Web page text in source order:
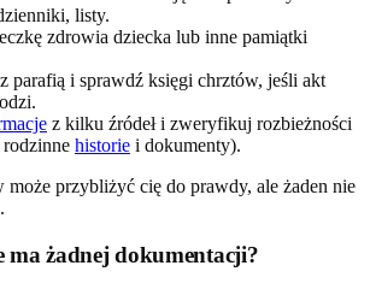
listy.
zdrowia dziecka lub inne pamiątki
parafią i sprawdź księgi chrztów, jeśli akt
z kilku źródeł i zweryfikuj rozbieżności
historie i dokumenty).
przybliżyć cię do prawdy, ale żaden nie
ma żadnej dokumentacji?